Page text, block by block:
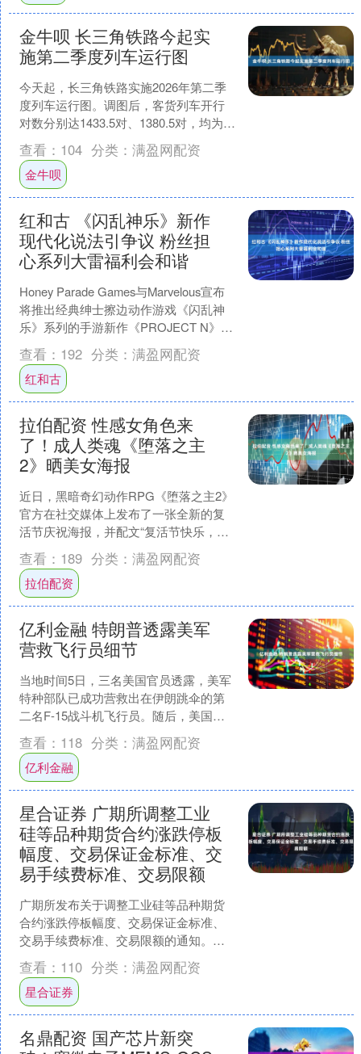
金牛呗 长三角铁路今起实
施第二季度列车运行图
今天起，长三角铁路实施2026年第二季
度列车运行图。调图后，客货列车开行
对数分别达1433.5对、1380.5对，均为历
史峰值。新增上海虹桥至兰溪东等客运
线路，....
查看： 104 分类： 满盈网配资
金牛呗
红和古 《闪乱神乐》新作
现代化说法引争议 粉丝担
心系列大雷福利会和谐
Honey Parade Games与Marvelous宣布
将推出经典绅士擦边动作游戏《闪乱神
乐》系列的手游新作《PROJECT N》，
预计于今年上线。不过，在....
查看： 192 分类： 满盈网配资
红和古
拉伯配资 性感女角色来
了！成人类魂《堕落之主
2》晒美女海报
近日，黑暗奇幻动作RPG《堕落之主2》
官方在社交媒体上发布了一张全新的复
活节庆祝海报，并配文“复活节快乐，提
灯者”。 然而，这张海报的视觉重心并未
放在传统的节日....
查看： 189 分类： 满盈网配资
拉伯配资
亿利金融 特朗普透露美军
营救飞行员细节
当地时间5日，三名美国官员透露，美军
特种部队已成功营救出在伊朗跳伞的第
二名F-15战斗机飞行员。随后，美国总
统特朗普在“真实社交”平台发文宣布营救
行动成功，他表....
查看： 118 分类： 满盈网配资
亿利金融
星合证券 广期所调整工业
硅等品种期货合约涨跌停板
幅度、交易保证金标准、交
易手续费标准、交易限额
广期所发布关于调整工业硅等品种期货
合约涨跌停板幅度、交易保证金标准、
交易手续费标准、交易限额的通知。自
2025年7月25日结算时起，工业硅期货合
约涨跌停板幅度调....
查看： 110 分类： 满盈网配资
星合证券
名鼎配资 国产芯片新突